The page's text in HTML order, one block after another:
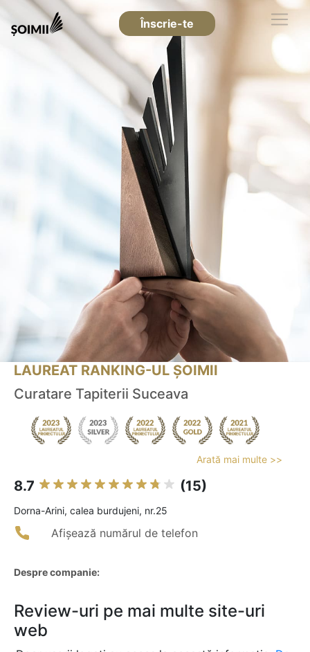
Înscrie-te
LAUREAT RANKING-UL ȘOIMII
Curatare Tapiterii Suceava
Arată mai multe >>
8.7 (15)
Dorna-Arini, calea burdujeni, nr.25
Afișează numărul de telefon
Despre companie:
Review-uri pe mai multe site-uri
web